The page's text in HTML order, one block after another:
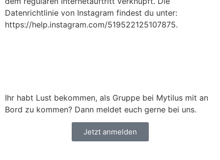
Datenrichtlinie von Instagram findest du unter:
https://help.instagram.com/519522125107875.
Ihr habt Lust bekommen, als Gruppe bei Mytilus mit an
Bord zu kommen? Dann meldet euch gerne bei uns.
Jetzt anmelden